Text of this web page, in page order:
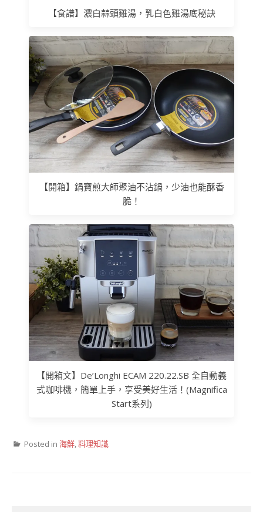
【食譜】濃白蒜頭雞湯，乳白色雞湯底秘訣
【開箱】鍋寶煎大師聚油不沾鍋，少油也能酥香
脆！
【開箱文】De’Longhi ECAM 220.22.SB 全自動義
式咖啡機，簡單上手，享受美好生活！(Magnifica
Start系列)
Posted in 海鮮,料理知識